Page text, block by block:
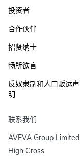
投资者
合作伙伴
招贤纳士
畅所欲言
反奴隶制和人口贩运声
明
联系我们
AVEVA Group Limited
High Cross